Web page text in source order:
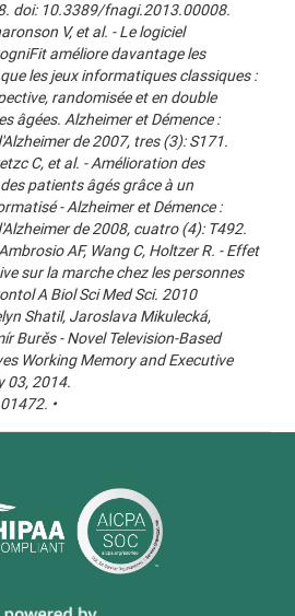
doi: 10.3389/fnagi.2013.00008.
V, et al. - Le logiciel
améliore davantage les
les jeux informatiques classiques :
randomisée et en double
âgées. Alzheimer et Démence :
de 2007, tres (3): S171.
C, et al. - Amélioration des
patients âgés grâce à un
- Alzheimer et Démence :
de 2008, cuatro (4): T492.
AF, Wang C, Holtzer R. - Effet
sur la marche chez les personnes
A Biol Sci Med Sci. 2010
Shatil, Jaroslava Mikulecká,
Burěs - Novel Television-Based
Working Memory and Executive
03, 2014.
•